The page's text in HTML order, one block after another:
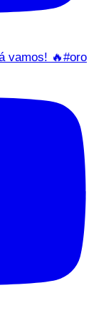
vamos! 🔥#oro